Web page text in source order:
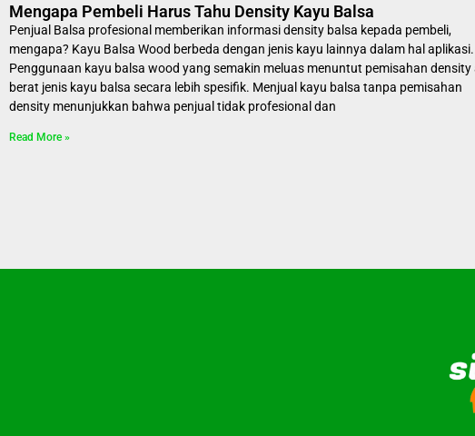
Mengapa Pembeli Harus Tahu Density Kayu Balsa
Penjual Balsa profesional memberikan informasi density balsa kepada pembeli,
mengapa? Kayu Balsa Wood berbeda dengan jenis kayu lainnya dalam hal aplikasi.
Penggunaan kayu balsa wood yang semakin meluas menuntut pemisahan density
berat jenis kayu balsa secara lebih spesifik. Menjual kayu balsa tanpa pemisahan
density menunjukkan bahwa penjual tidak profesional dan
Read More »